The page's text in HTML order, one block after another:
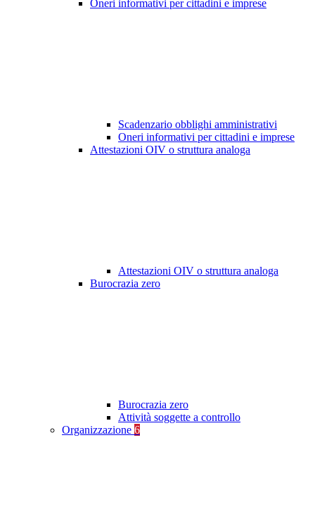
Oneri informativi per cittadini e imprese
Scadenzario obblighi amministrativi
Oneri informativi per cittadini e imprese
Attestazioni OIV o struttura analoga
Attestazioni OIV o struttura analoga
Burocrazia zero
Burocrazia zero
Attività soggette a controllo
Organizzazione 6